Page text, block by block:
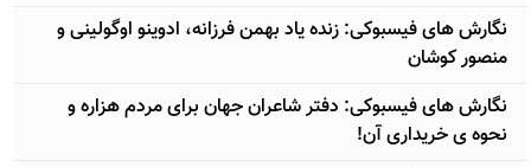
نگارش های فیسبوکی: زنده یاد بهمن فرزانه، ادوینو اوگولینی و
منصور کوشان
نگارش های فیسبوکی: دفتر شاعران جهان برای مردم هزاره و
نحوه ی خریداری آن!